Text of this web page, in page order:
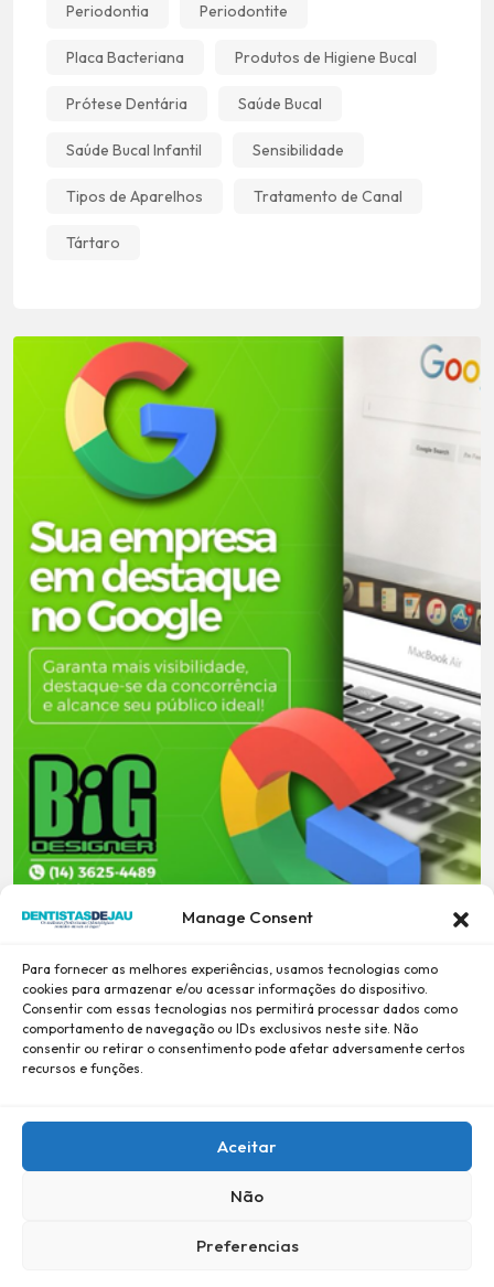
Manage Consent
Para fornecer as melhores experiências, usamos tecnologias como
cookies para armazenar e/ou acessar informações do dispositivo.
Consentir com essas tecnologias nos permitirá processar dados como
comportamento de navegação ou IDs exclusivos neste site. Não
consentir ou retirar o consentimento pode afetar adversamente certos
recursos e funções.
Aceitar
Não
Preferencias
Periodontia Periodontite
Placa Bacteriana Produtos de Higiene Bucal
Prótese Dentária Saúde Bucal
Saúde Bucal Infantil Sensibilidade
Tipos de Aparelhos Tratamento de Canal
Tártaro
Desde 2001, Confiança e Credibilidade -